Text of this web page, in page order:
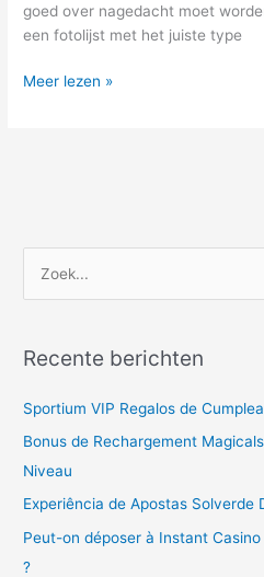
goed over nagedacht moet
een fotolijst met het juiste type
Meer lezen »
k
:
Recente berichten
Sportium VIP Regalos de
Bonus de Rechargement
Niveau
Experiência de Apostas Solverde
Peut-on déposer à Instant
?